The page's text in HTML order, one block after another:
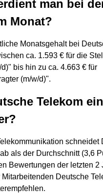
man bei
Monat?
Monatsgehalt bei
ca. 1.593 € für die
bis hin zu ca. 4.663 € für
(m/w/d)".
Telekom
schneidet
als der Durchschnitt (3,6
Bewertungen der letzten 2
Deutsche